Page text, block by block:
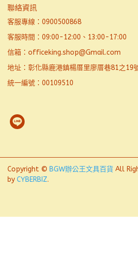
聯絡資訊
客服專線：0900500868
客服時間：09:00-12:00、13:00-17:00
信箱：officeking.shop@Gmail.com
地址：彰化縣鹿港鎮楊厝里廖厝巷81之19
統一編號：00109510
Copyright © BGW辦公王文具百貨 All
by CYBERBIZ.